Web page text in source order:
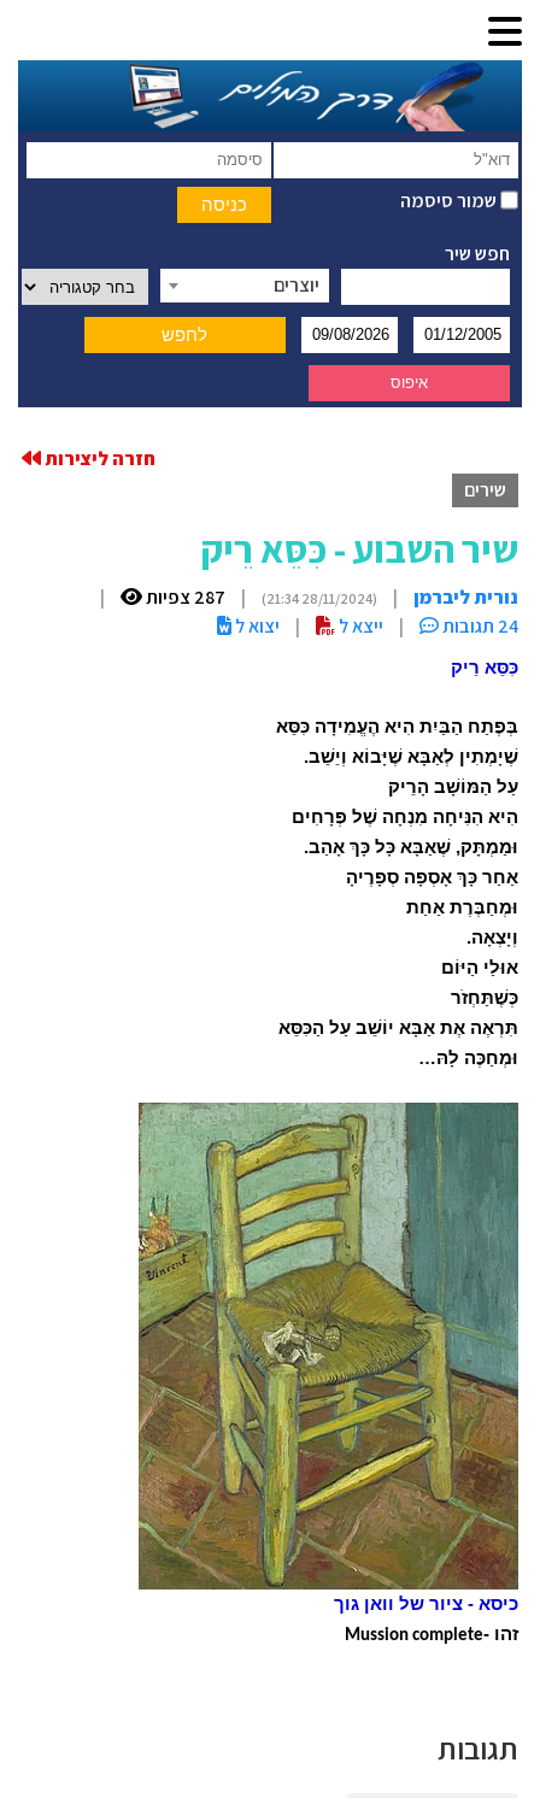
שמור סיסמה
חפש שיר
יוצרים
חזרה ליצירות
שירים
שיר השבוע - כִּסֵּא רֵיק
נורית ליברמן |
(28/11/2024 21:34)
| 287 צפיות
|
24 תגובות
| ייצא ל | יצוא ל
כִּסֵּא רֵיק
בְּפֶתַח הַבַּיִת הִיא הֶעֱמִידָה כִּסֵּא
שֶׁיָמְתִין לְאַבָּא שֶׁיָּבוֹא וְיֵשֵׁב.
עַל הַמּוֹשָׁב הָרֵיק
הִיא הִנִּיחָה מִנְחָה שֶׁל פְּרָחִים
וּמַמְתָּק, שֶׁאַבָּא כָּל כָּךְ אָהַב.
אַחַר כָּךְ אָסְפָה סְפָרֶיהָ
וּמְחַבֶּרֶת אַחַת
וְיָצְאָה.
אוּלַי הַיּוֹם
כְּשֶׁתַּחְזֹר
תִּרְאֶה אֶת אַבָּא יוֹשֵׁב עַל הַכִּסֵּא
וּמְחַכֶּה לָהּ…
כיסא - ציור של וואן גוך
זהו -Mussion complete
תגובות